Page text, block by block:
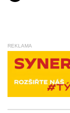
REKLAMA